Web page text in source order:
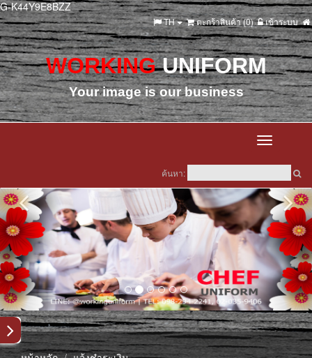
G-K44Y9E8BZZ
เข้าระบบ
ตะกร้าสินค้า (0)
TH
WORKING UNIFORM
Your image is our business
Toggle
ค้นหา: